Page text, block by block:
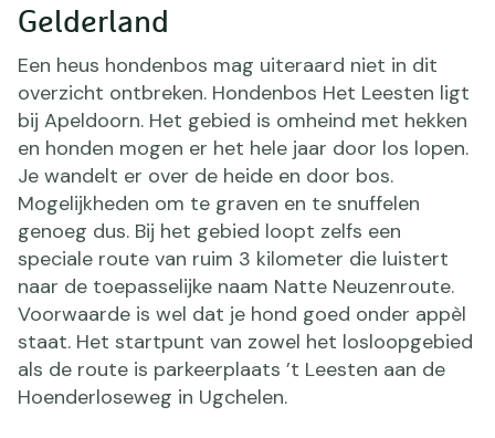
Gelderland
Een heus hondenbos mag uiteraard niet in dit
overzicht ontbreken. Hondenbos Het Leesten ligt
bij Apeldoorn. Het gebied is omheind met hekken
en honden mogen er het hele jaar door los lopen.
Je wandelt er over de heide en door bos.
Mogelijkheden om te graven en te snuffelen
genoeg dus. Bij het gebied loopt zelfs een
speciale route van ruim 3 kilometer die luistert
naar de toepasselijke naam Natte Neuzenroute.
Voorwaarde is wel dat je hond goed onder appèl
staat. Het startpunt van zowel het losloopgebied
als de route is parkeerplaats ’t Leesten aan de
Hoenderloseweg in Ugchelen.